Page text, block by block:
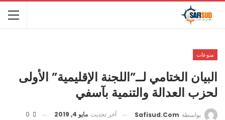
منوعات
البيان الختامي لــ”اللجنة الإقليمية” الأولى
لحزب العدالة والتنمية بآسفي
بواسطة Safisud.com آخر تحديث مايو 4, 2019